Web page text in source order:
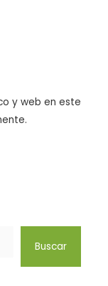
y web en este
Buscar